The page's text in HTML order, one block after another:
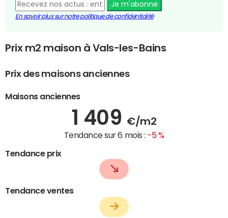
Je m'abonne
En savoir plus sur notre politique de confidentialité
Prix m2 maison à Vals-les-Bains
Prix des maisons anciennes
Maisons anciennes
1 409 €/m2
Tendance sur 6 mois : -5 %
Tendance prix
Tendance ventes